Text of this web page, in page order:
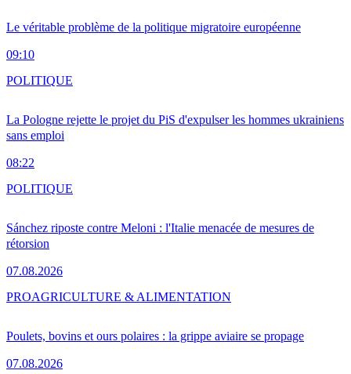
Le véritable problème de la politique migratoire européenne
09:10
La Pologne rejette le projet du PiS d'expulser les hommes ukrainiens
sans emploi
08:22
POLITIQUE
Sánchez riposte contre Meloni : l'Italie menacée de mesures de
rétorsion
07.08.2026
POLITIQUE
Poulets, bovins et ours polaires : la grippe aviaire se propage
07.08.2026
PROAGRICULTURE & ALIMENTATION